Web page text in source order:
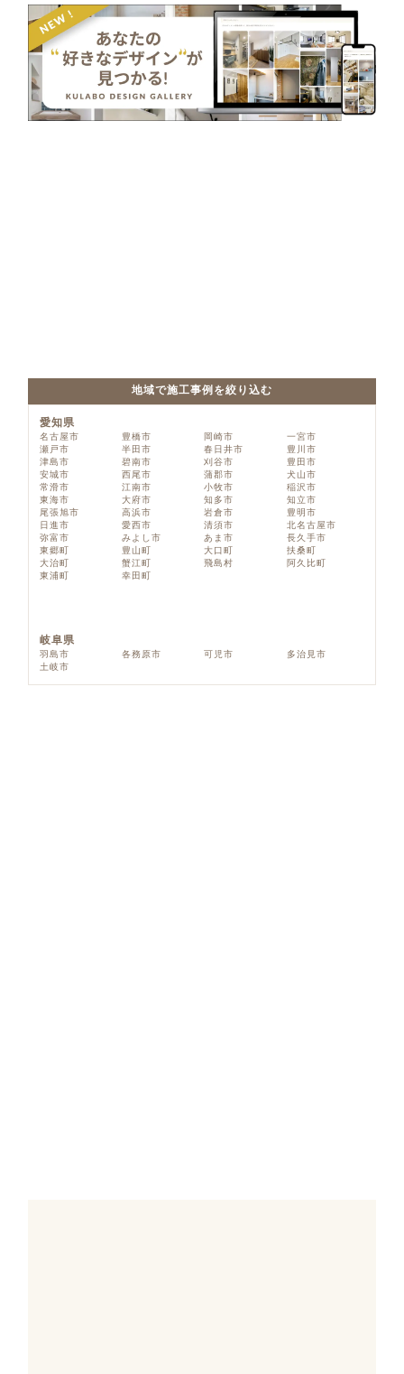
地域で施工事例を絞り込む
愛知県
名古屋市 豊橋市 岡崎市
一宮市
瀬戸市
半田市 春日井市
豊川市
津島市
碧南市 刈谷市
豊田市
安城市
西尾市 蒲郡市
犬山市
常滑市
江南市 小牧市
稲沢市
東海市
大府市 知多市
知立市
尾張旭市
高浜市 岩倉市
豊明市
日進市
愛西市 清須市
北名古屋市
弥富市
みよし市 あま市
長久手市
東郷町
豊山町 大口町
扶桑町
大治町
蟹江町 飛島村
阿久比町
東浦町
幸田町
岐阜県
羽島市 各務原市 可児市
多治見市
土岐市